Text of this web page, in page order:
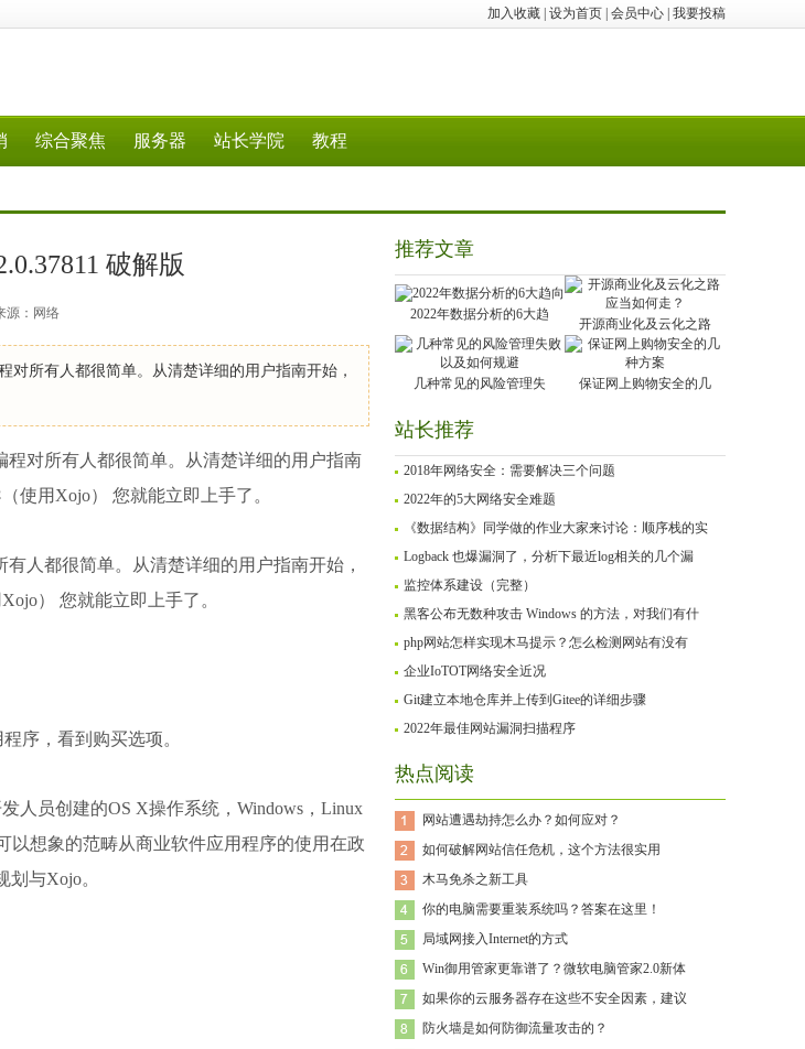
加入收藏 设为首页 会员中心 我要投稿
综合聚焦 服务器 站长学院 教程
破解版
源：网络
所有人都很简单。从清楚详细的用户指南开始，
对所有人都很简单。从清楚详细的用户指南
使用Xojo） 您就能立即上手了。
人都很简单。从清楚详细的用户指南开始，
） 您就能立即上手了。
序，看到购买选项。
人员创建的OS X操作系统，Windows，Linux
以想象的范畴从商业软件应用程序的使用在政
与Xojo。
推荐文章
2022年数据分析的6大趋
开源商业化及云化之路
几种常见的风险管理失 保证网上购物安全的几
站长推荐
2018年网络安全：需要解决三个问题
2022年的5大网络安全难题
《数据结构》同学做的作业大家来讨论：顺序栈的实
Logback 也爆漏洞了，分析下最近log相关的几个漏
监控体系建设（完整）
黑客公布无数种攻击 Windows 的方法，对我们有什
php网站怎样实现木马提示？怎么检测网站有没有
企业IoTOT网络安全近况
Git建立本地仓库并上传到Gitee的详细步骤
2022年最佳网站漏洞扫描程序
热点阅读
网站遭遇劫持怎么办？如何应对？
如何破解网站信任危机，这个方法很实用
木马免杀之新工具
你的电脑需要重装系统吗？答案在这里！
局域网接入Internet的方式
Win御用管家更靠谱了？微软电脑管家2.0新体
如果你的云服务器存在这些不安全因素，建议
防火墙是如何防御流量攻击的？